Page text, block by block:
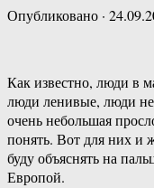
Опубликовано ·
Как известно, люди в
люди ленивые, люди
очень небольшая
понять. Вот для них и
буду объяснять на
Европой.